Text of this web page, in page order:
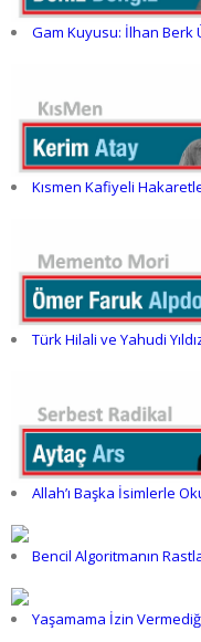
Gam Kuyusu: İlhan Berk
Kısmen Kafiyeli
Türk Hilali ve Yahudi
Allah’ı Başka İsimlerle
Bencil Algoritmanın
Yaşamama İzin